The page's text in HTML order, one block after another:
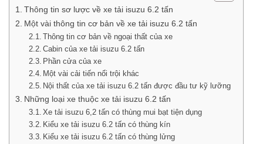
Thông tin sơ lược về xe tải isuzu 6.2 tấn
Một vài thông tin cơ bản về xe tải isuzu 6.2 tấn
Thông tin cơ bản về ngoại thất của xe
Cabin của xe tải isuzu 6.2 tấn
Phần cửa của xe
Một vài cải tiến nổi trội khác
Nội thất của xe tải isuzu 6.2 tấn được đầu tư kỹ lưỡng
Những loại xe thuộc xe tải isuzu 6.2 tấn
Xe tải isuzu 6,2 tấn có thùng mui bạt tiện dụng
Kiểu xe tải isuzu 6.2 tấn có thùng kín
Kiểu xe tải isuzu 6.2 tấn có thùng lửng